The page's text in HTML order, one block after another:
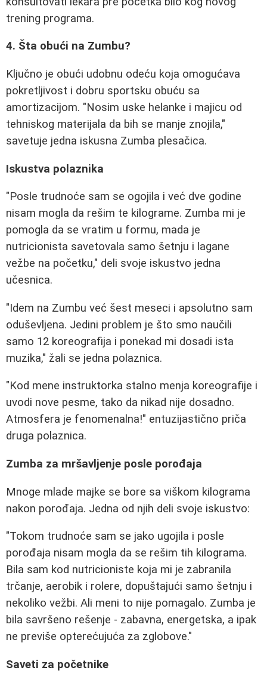
trening programa.
4. Šta obući na Zumbu?
Ključno je obući udobnu odeću koja omogućava
pokretljivost i dobru sportsku obuću sa
amortizacijom. "Nosim uske helanke i majicu od
tehniskog materijala da bih se manje znojila,"
savetuje jedna iskusna Zumba plesačica.
Iskustva polaznika
"Posle trudnoće sam se ogojila i već dve godine
nisam mogla da rešim te kilograme. Zumba mi je
pomogla da se vratim u formu, mada je
nutricionista savetovala samo šetnju i lagane
vežbe na početku," deli svoje iskustvo jedna
učesnica.
"Idem na Zumbu već šest meseci i apsolutno sam
oduševljena. Jedini problem je što smo naučili
samo 12 koreografija i ponekad mi dosadi ista
muzika," žali se jedna polaznica.
"Kod mene instruktorka stalno menja koreografije i
uvodi nove pesme, tako da nikad nije dosadno.
Atmosfera je fenomenalna!" entuzijastično priča
druga polaznica.
Zumba za mršavljenje posle porođaja
Mnoge mlade majke se bore sa viškom kilograma
nakon porođaja. Jedna od njih deli svoje iskustvo:
"Tokom trudnoće sam se jako ugojila i posle
porođaja nisam mogla da se rešim tih kilograma.
Bila sam kod nutricioniste koja mi je zabranila
trčanje, aerobik i rolere, dopuštajući samo šetnju i
nekoliko vežbi. Ali meni to nije pomagalo. Zumba je
bila savršeno rešenje - zabavna, energetska, a ipak
ne previše opterećujuća za zglobove."
Saveti za početnike